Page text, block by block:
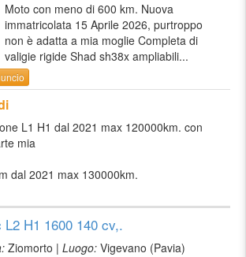
Moto con meno di 600 km. Nuova
immatricolata 15 Aprile 2026, purtroppo
non è adatta a mia moglie Completa di
valigie rigide Shad sh38x ampliabili...
L1 H1 dal 2021 max 120000km. con
mia
dal 2021 max 130000km.
L2 H1 1600 140 cv,.
Ziomorto | Luogo: Vigevano (Pavia)